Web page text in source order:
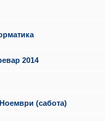
2014
(сабота)